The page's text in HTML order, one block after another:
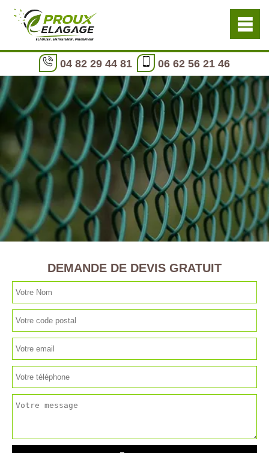
04 82 29 44 81 06 62 56 21 46
DEMANDE DE DEVIS GRATUIT